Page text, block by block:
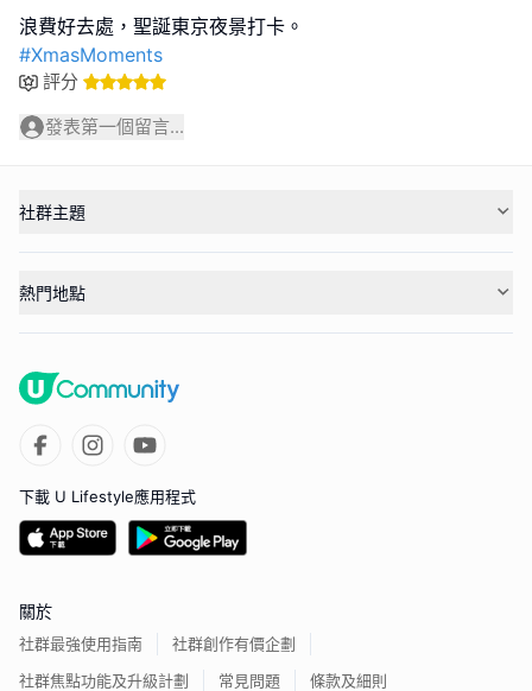
#XmasMoments
評分
發表第一個留言...
社群主題
熱門地點
下載 U Lifestyle應用程式
關於
社群最強使用指南
社群創作有價企劃
社群焦點功能及升級計劃
常見問題 條款及細則